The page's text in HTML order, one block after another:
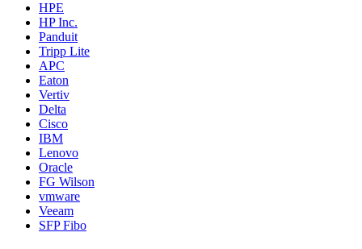
HPE
HP Inc.
Panduit
Tripp Lite
APC
Eaton
Vertiv
Delta
Cisco
IBM
Lenovo
Oracle
FG Wilson
vmware
Veeam
SFP Fibo